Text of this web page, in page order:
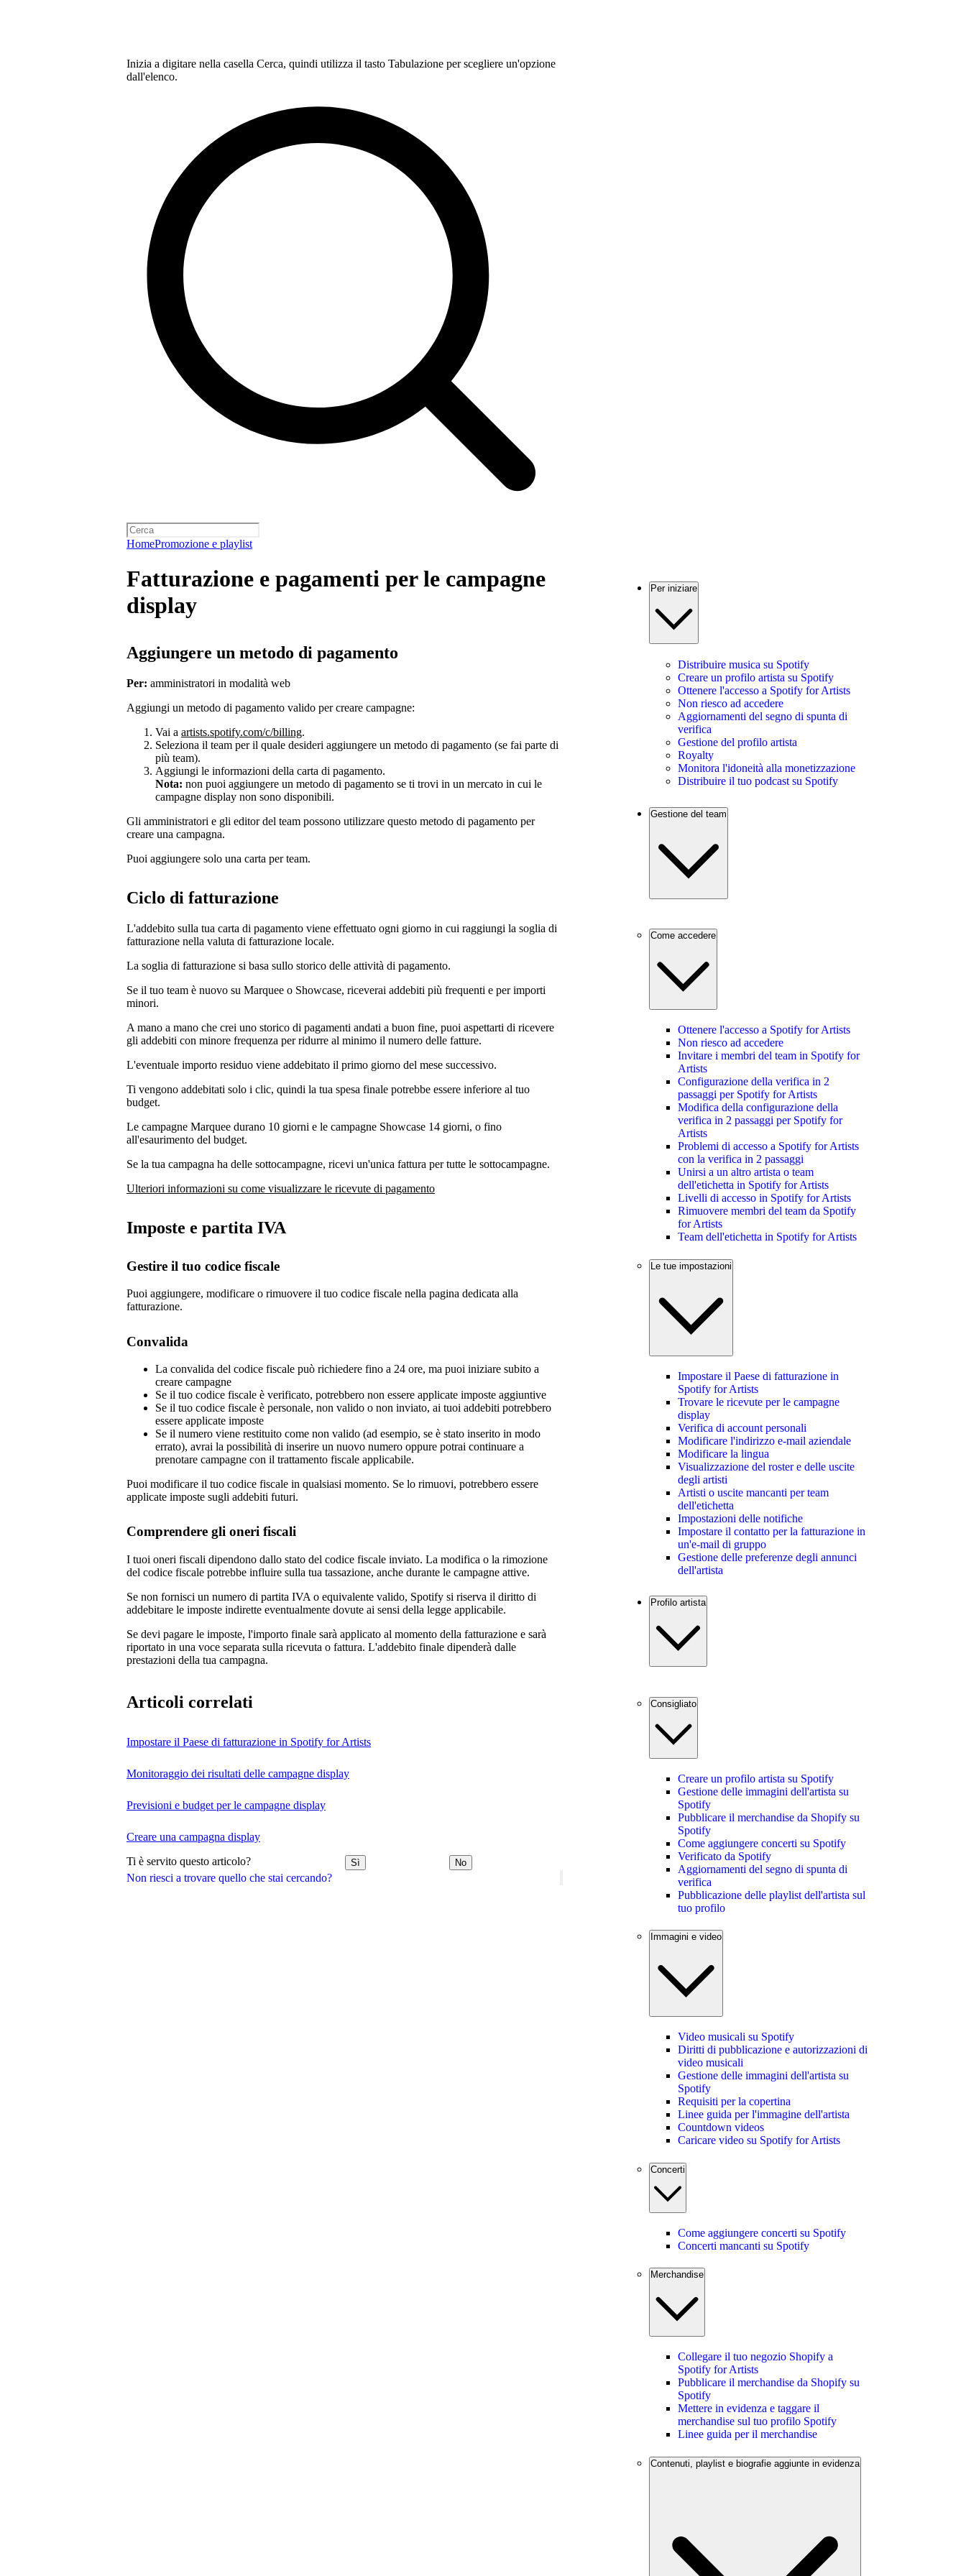
Inizia a digitare nella casella Cerca, quindi utilizza il tasto Tabulazione per scegliere un'opzione
dall'elenco.
HomePromozione e playlist
Non riesci a trovare quello che stai cercando?
Fatturazione e pagamenti per le campagne
display
Aggiungere un metodo di pagamento
Per: amministratori in modalità web
Aggiungi un metodo di pagamento valido per creare campagne:
Vai a artists.spotify.com/c/billing.
Seleziona il team per il quale desideri aggiungere un metodo di pagamento (se fai parte di
più team).
Aggiungi le informazioni della carta di pagamento.
Nota: non puoi aggiungere un metodo di pagamento se ti trovi in un mercato in cui le
campagne display non sono disponibili.
Gli amministratori e gli editor del team possono utilizzare questo metodo di pagamento per
creare una campagna.
Puoi aggiungere solo una carta per team.
Ciclo di fatturazione
L'addebito sulla tua carta di pagamento viene effettuato ogni giorno in cui raggiungi la soglia di
fatturazione nella valuta di fatturazione locale.
La soglia di fatturazione si basa sullo storico delle attività di pagamento.
Se il tuo team è nuovo su Marquee o Showcase, riceverai addebiti più frequenti e per importi
minori.
A mano a mano che crei uno storico di pagamenti andati a buon fine, puoi aspettarti di ricevere
gli addebiti con minore frequenza per ridurre al minimo il numero delle fatture.
L'eventuale importo residuo viene addebitato il primo giorno del mese successivo.
Ti vengono addebitati solo i clic, quindi la tua spesa finale potrebbe essere inferiore al tuo
budget.
Le campagne Marquee durano 10 giorni e le campagne Showcase 14 giorni, o fino
all'esaurimento del budget.
Se la tua campagna ha delle sottocampagne, ricevi un'unica fattura per tutte le sottocampagne.
Ulteriori informazioni su come visualizzare le ricevute di pagamento
Imposte e partita IVA
Gestire il tuo codice fiscale
Puoi aggiungere, modificare o rimuovere il tuo codice fiscale nella pagina dedicata alla
fatturazione.
Convalida
La convalida del codice fiscale può richiedere fino a 24 ore, ma puoi iniziare subito a
creare campagne
Se il tuo codice fiscale è verificato, potrebbero non essere applicate imposte aggiuntive
Se il tuo codice fiscale è personale, non valido o non inviato, ai tuoi addebiti potrebbero
essere applicate imposte
Se il numero viene restituito come non valido (ad esempio, se è stato inserito in modo
errato), avrai la possibilità di inserire un nuovo numero oppure potrai continuare a
prenotare campagne con il trattamento fiscale applicabile.
Puoi modificare il tuo codice fiscale in qualsiasi momento. Se lo rimuovi, potrebbero essere
applicate imposte sugli addebiti futuri.
Comprendere gli oneri fiscali
I tuoi oneri fiscali dipendono dallo stato del codice fiscale inviato. La modifica o la rimozione
del codice fiscale potrebbe influire sulla tua tassazione, anche durante le campagne attive.
Se non fornisci un numero di partita IVA o equivalente valido, Spotify si riserva il diritto di
addebitare le imposte indirette eventualmente dovute ai sensi della legge applicabile.
Se devi pagare le imposte, l'importo finale sarà applicato al momento della fatturazione e sarà
riportato in una voce separata sulla ricevuta o fattura. L'addebito finale dipenderà dalle
prestazioni della tua campagna.
Articoli correlati
Impostare il Paese di fatturazione in Spotify for Artists
Monitoraggio dei risultati delle campagne display
Previsioni e budget per le campagne display
Creare una campagna display
Ti è servito questo articolo? Sì No
Per iniziare
Distribuire musica su Spotify
Creare un profilo artista su Spotify
Ottenere l'accesso a Spotify for Artists
Non riesco ad accedere
Aggiornamenti del segno di spunta di
verifica
Gestione del profilo artista
Royalty
Monitora l'idoneità alla monetizzazione
Distribuire il tuo podcast su Spotify
Gestione del team
Come accedere
Ottenere l'accesso a Spotify for Artists
Non riesco ad accedere
Invitare i membri del team in Spotify for
Artists
Configurazione della verifica in 2
passaggi per Spotify for Artists
Modifica della configurazione della
verifica in 2 passaggi per Spotify for
Artists
Problemi di accesso a Spotify for Artists
con la verifica in 2 passaggi
Unirsi a un altro artista o team
dell'etichetta in Spotify for Artists
Livelli di accesso in Spotify for Artists
Rimuovere membri del team da Spotify
for Artists
Team dell'etichetta in Spotify for Artists
Le tue impostazioni
Impostare il Paese di fatturazione in
Spotify for Artists
Trovare le ricevute per le campagne
display
Verifica di account personali
Modificare l'indirizzo e-mail aziendale
Modificare la lingua
Visualizzazione del roster e delle uscite
degli artisti
Artisti o uscite mancanti per team
dell'etichetta
Impostazioni delle notifiche
Impostare il contatto per la fatturazione in
un'e-mail di gruppo
Gestione delle preferenze degli annunci
dell'artista
Profilo artista
Consigliato
Creare un profilo artista su Spotify
Gestione delle immagini dell'artista su
Spotify
Pubblicare il merchandise da Shopify su
Spotify
Come aggiungere concerti su Spotify
Verificato da Spotify
Aggiornamenti del segno di spunta di
verifica
Pubblicazione delle playlist dell'artista sul
tuo profilo
Immagini e video
Video musicali su Spotify
Diritti di pubblicazione e autorizzazioni di
video musicali
Gestione delle immagini dell'artista su
Spotify
Requisiti per la copertina
Linee guida per l'immagine dell'artista
Countdown videos
Caricare video su Spotify for Artists
Concerti
Come aggiungere concerti su Spotify
Concerti mancanti su Spotify
Merchandise
Collegare il tuo negozio Shopify a
Spotify for Artists
Pubblicare il merchandise da Shopify su
Spotify
Mettere in evidenza e taggare il
merchandise sul tuo profilo Spotify
Linee guida per il merchandise
Contenuti, playlist e biografie aggiunte in evidenza